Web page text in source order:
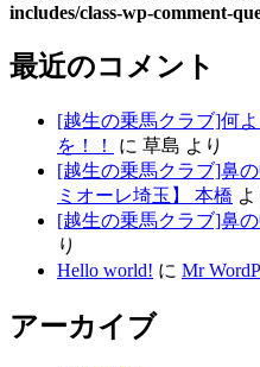
includes/class-wp-comment-
最近のコメント
[越生の乗馬クラブ]何
を！！
に 草島 より
[越生の乗馬クラブ]鼻
ミオーレ埼玉】 本橋 よ
[越生の乗馬クラブ]鼻
り
Hello world! に Mr
アーカイブ